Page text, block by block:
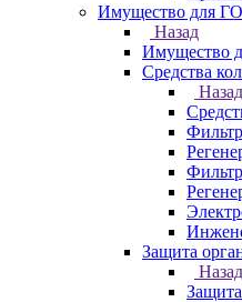
Имущество для
Назад
Имущество
Средства
Назад
Защита
Назад